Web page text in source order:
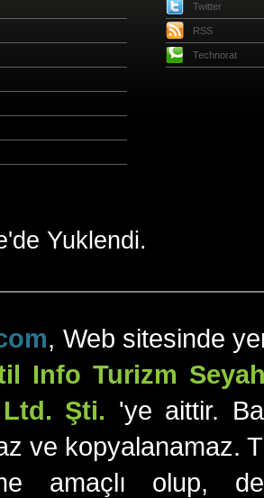
Twitter
RSS
Technorat
Yuklendi.
, Web sitesinde
Info Turizm
Şti. 'ye aittir.
ve kopyalanamaz.
amaçlı olup,